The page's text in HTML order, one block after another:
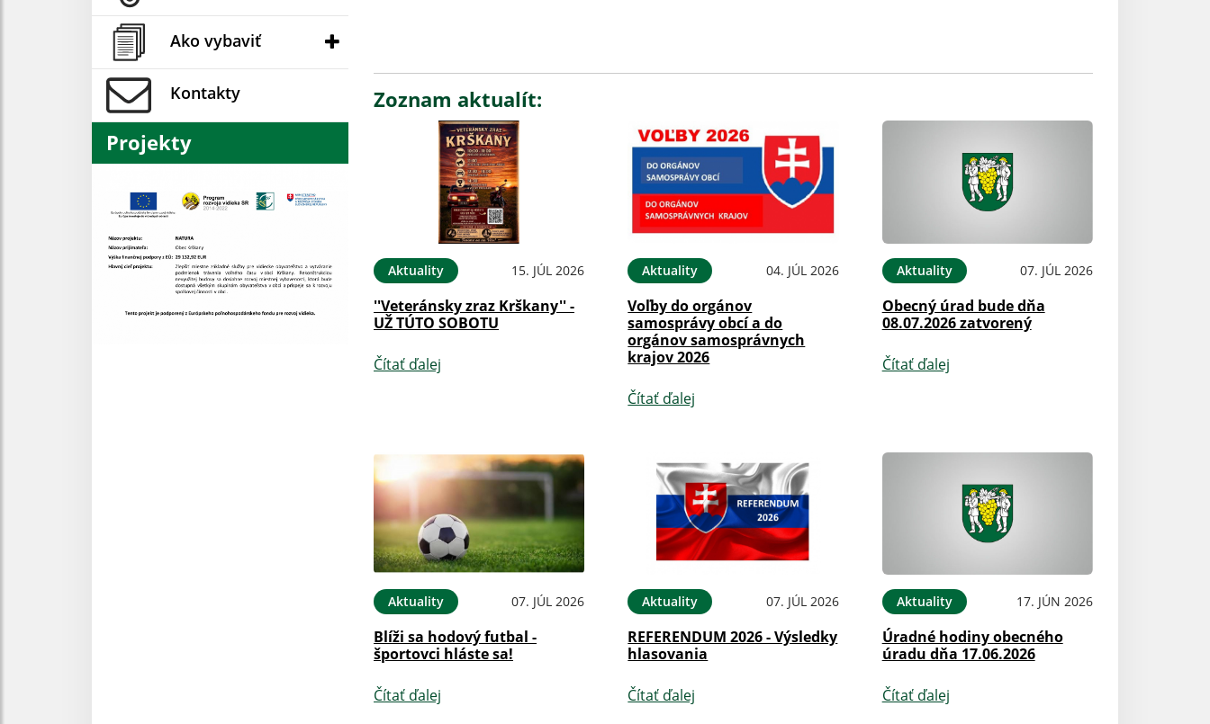
Ako vybaviť
Kontakty
Projekty
Zoznam aktualít:
Aktuality 15. JÚL 2026
''Veteránsky zraz Krškany'' -
UŽ TÚTO SOBOTU
Čítať ďalej
Aktuality 04. JÚL 2026
Voľby do orgánov
samosprávy obcí a do
orgánov samosprávnych
krajov 2026
Čítať ďalej
Aktuality 07. JÚL 2026
Obecný úrad bude dňa
08.07.2026 zatvorený
Čítať ďalej
Aktuality 07. JÚL 2026
Blíži sa hodový futbal -
športovci hláste sa!
Čítať ďalej
Aktuality 07. JÚL 2026
REFERENDUM 2026 - Výsledky
hlasovania
Čítať ďalej
Aktuality 17. JÚN 2026
Úradné hodiny obecného
úradu dňa 17.06.2026
Čítať ďalej